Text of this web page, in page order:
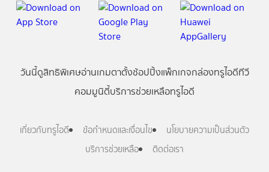
วันนี้ดูสิทธิพิเศษอ่านเกมตาตั้งช้อปปิ้งแพ็กเกจกล่องทรูไอดีทีวี
คอมมูนิตี้บริการช่วยเหลือทรูไอดี
เกี่ยวกับทรูไอดี ข้อกำหนดและเงื่อนไข
นโยบายความเป็นส่วนตัว
บริการช่วยเหลือ
ติดต่อเรา